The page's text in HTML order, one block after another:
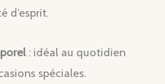
d’esprit.
: idéal au quotidien
spéciales.